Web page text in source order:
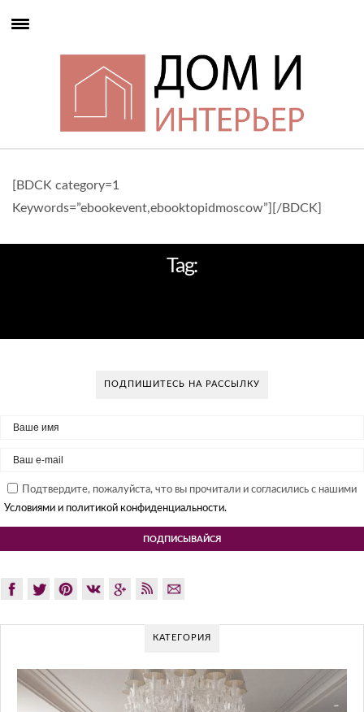
[BDCK category=1
Keywords=”ebookevent,ebooktopidmoscow”][/BDCK]
Tag:
ПОДПИШИТЕСЬ НА РАССЫЛКУ
Подтвердите, пожалуйста, что вы прочитали и согласились с нашими
Условиями и политикой конфиденциальности.
КАТЕГОРИЯ